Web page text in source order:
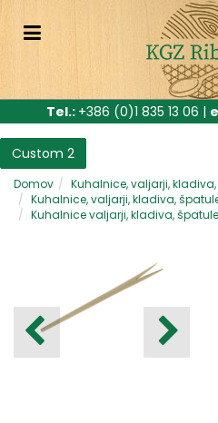
Tel.: +386 (0)1 835 13 06 |
Custom 2
Domov
Kuhalnice, valjarji,
Kuhalnice, valjarji, kladiva,
Kuhalnice valjarji, kladiva,